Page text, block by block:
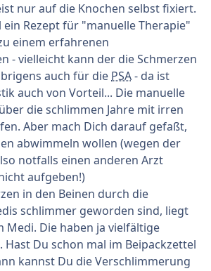
nur auf die Knochen selbst fixiert.
ein Rezept für "manuelle Therapie"
einem erfahrenen
- vielleicht kann der die Schmerzen
auch für die PSA- da ist
auch von Vorteil... Die manuelle
die schlimmen Jahre mit irren
Aber mach Dich darauf gefaßt,
abwimmeln wollen (wegen der
notfalls einen anderen Arzt
aufgeben!)
in den Beinen durch die
schlimmer geworden sind, liegt
Medi. Die haben ja vielfältige
Du schon mal im Beipackzettel
kannst Du die Verschlimmerung